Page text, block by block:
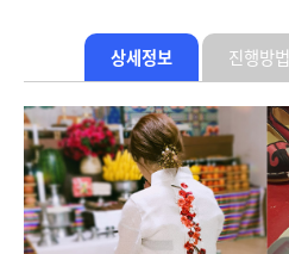
상세정보 진행방법